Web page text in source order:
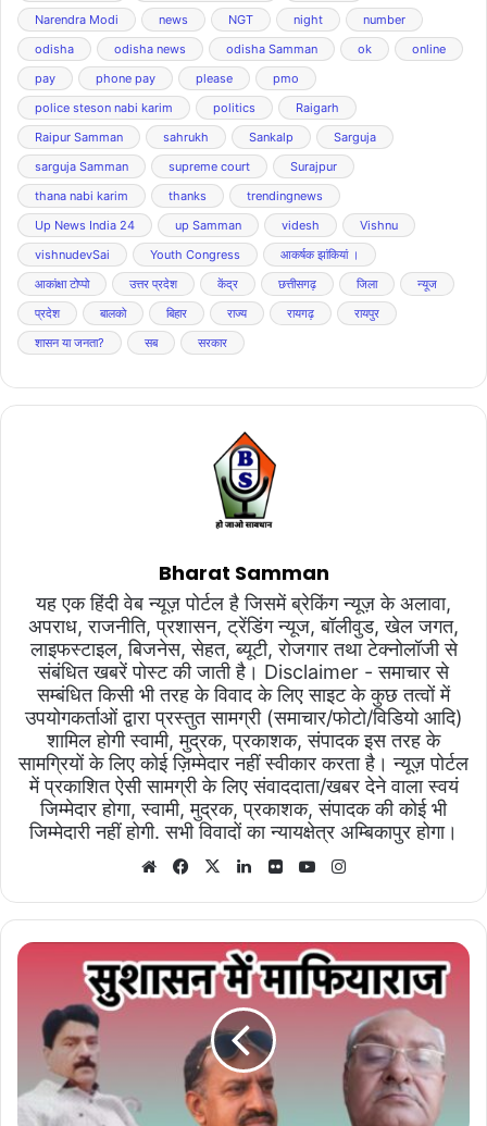
Narendra Modi
news NGT night
number
odisha
odisha news odisha Samman ok
online
pay
phone pay please
pmo
police steson nabi karim
politics
Raigarh
Raipur Samman
sahrukh Sankalp
Sarguja
sarguja Samman
supreme court
Surajpur
thana nabi karim
thanks
trendingnews
Up News India 24
up Samman videsh
Vishnu
vishnudevSai
Youth Congress
आकर्षक झांकियां ।
आकांक्षा टोप्पो
उत्तर प्रदेश केंद्र छत्तीसगढ़ जिला
न्यूज
प्रदेश
बालको बिहार राज्य रायगढ़
रायपुर
शासन या जनता?
सब सरकार
Bharat Samman
यह एक हिंदी वेब न्यूज़ पोर्टल है जिसमें ब्रेकिंग न्यूज़ के अलावा,
अपराध, राजनीति, प्रशासन, ट्रेंडिंग न्यूज, बॉलीवुड, खेल जगत,
लाइफस्टाइल, बिजनेस, सेहत, ब्यूटी, रोजगार तथा टेक्नोलॉजी से
संबंधित खबरें पोस्ट की जाती है। Disclaimer - समाचार से
सम्बंधित किसी भी तरह के विवाद के लिए साइट के कुछ तत्वों में
उपयोगकर्ताओं द्वारा प्रस्तुत सामग्री (समाचार/फोटो/विडियो आदि)
शामिल होगी स्वामी, मुद्रक, प्रकाशक, संपादक इस तरह के
सामग्रियों के लिए कोई ज़िम्मेदार नहीं स्वीकार करता है। न्यूज़ पोर्टल
में प्रकाशित ऐसी सामग्री के लिए संवाददाता/खबर देने वाला स्वयं
जिम्मेदार होगा, स्वामी, मुद्रक, प्रकाशक, संपादक की कोई भी
जिम्मेदारी नहीं होगी. सभी विवादों का न्यायक्षेत्र अम्बिकापुर होगा।
WebsiteFacebook
X LinkedIn
Flickr YouTube
सुशासन
माफियाराज!
नामजद
हमलावर
खुलेआम,
कानून
बेबस